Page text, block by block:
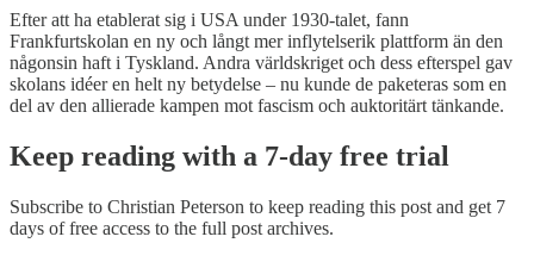
Efter att ha etablerat sig i USA under 1930-talet, fann
Frankfurtskolan en ny och långt mer inflytelserik plattform än den
någonsin haft i Tyskland. Andra världskriget och dess efterspel gav
skolans idéer en helt ny betydelse – nu kunde de paketeras som en
del av den allierade kampen mot fascism och auktoritärt tänkande.
Keep reading with a 7-day free trial
Subscribe to Christian Peterson to keep reading this post and get 7
days of free access to the full post archives.